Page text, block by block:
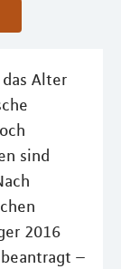
Alter
sind
2016
–